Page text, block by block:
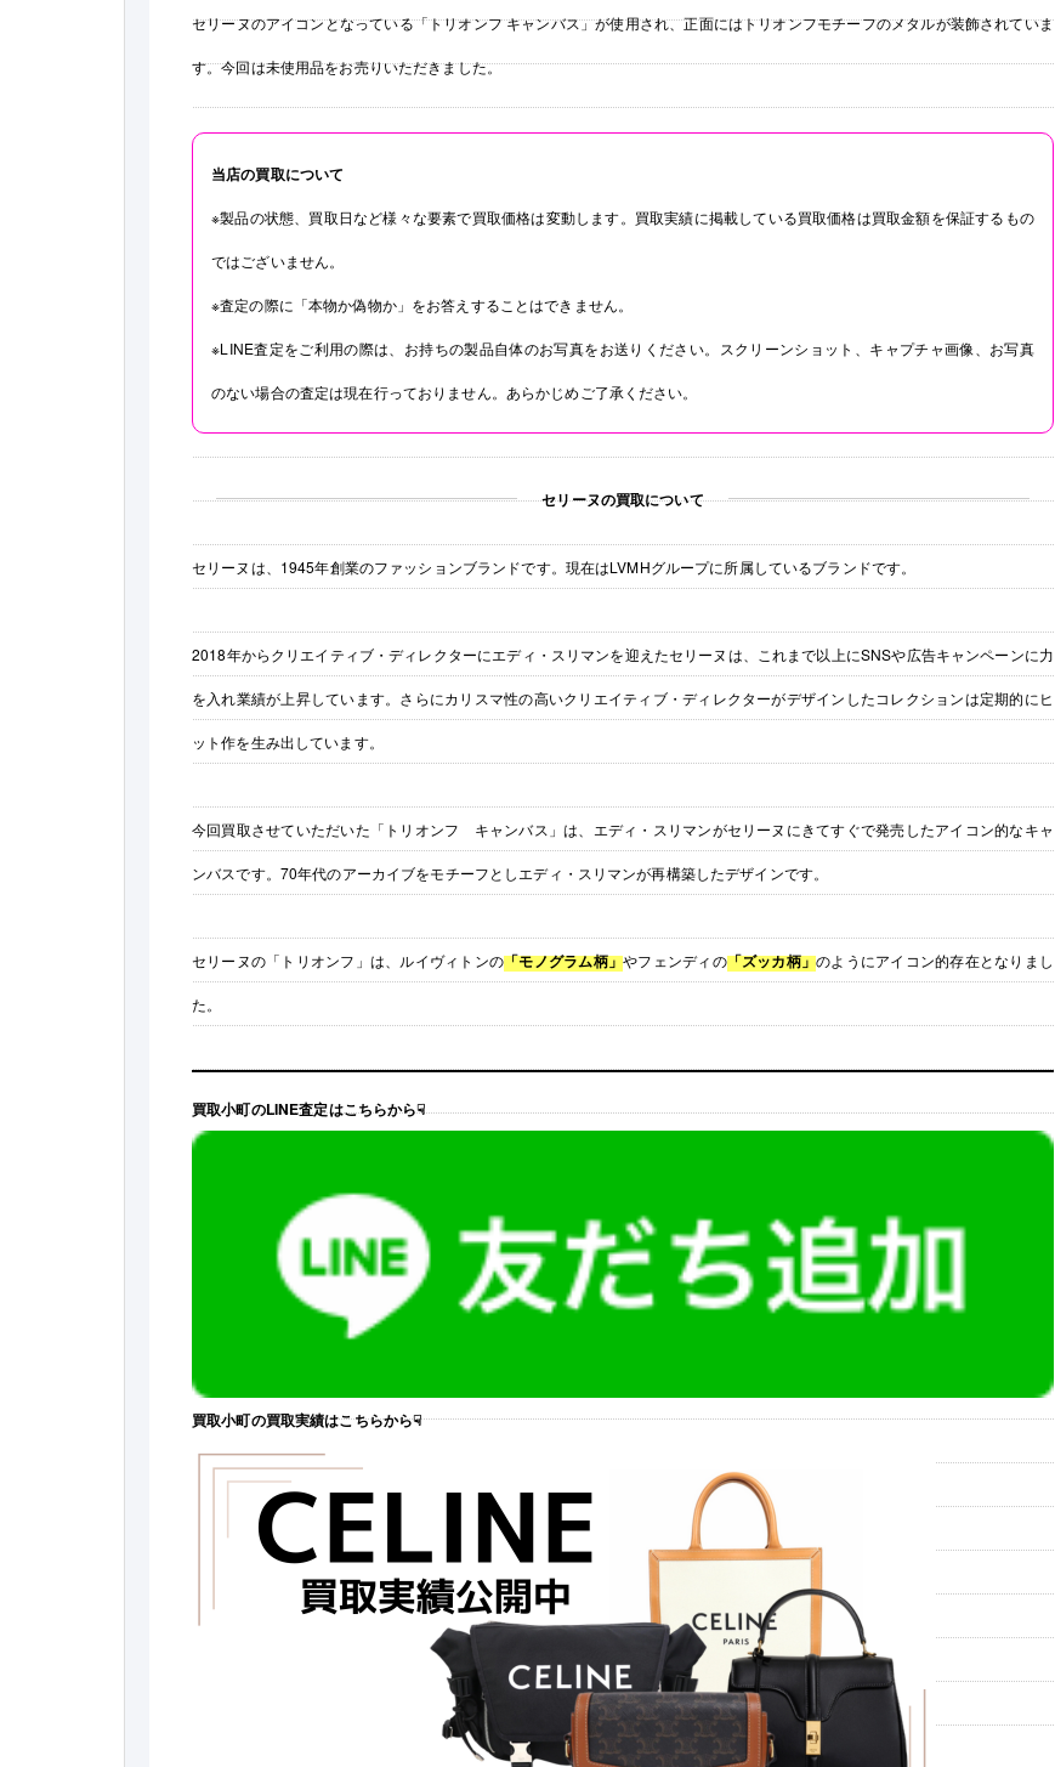
セリーヌのアイコンとなっている「トリオンフ キャンバス」が使用され、正面にはトリオンフモチーフのメタルが装飾されていま
す。今回は未使用品をお売りいただきました。
当店の買取について
※製品の状態、買取日など様々な要素で買取価格は変動します。買取実績に掲載している買取価格は買取金額を保証するもの
ではございません。
※査定の際に「本物か偽物か」をお答えすることはできません。
※LINE査定をご利用の際は、お持ちの製品自体のお写真をお送りください。スクリーンショット、キャプチャ画像、お写真
のない場合の査定は現在行っておりません。あらかじめご了承ください。
セリーヌの買取について
セリーヌは、1945年創業のファッションブランドです。現在はLVMHグループに所属しているブランドです。
2018年からクリエイティブ・ディレクターにエディ・スリマンを迎えたセリーヌは、これまで以上にSNSや広告キャンペーンに力
を入れ業績が上昇しています。さらにカリスマ性の高いクリエイティブ・ディレクターがデザインしたコレクションは定期的にヒ
ット作を生み出しています。
今回買取させていただいた「トリオンフ キャンバス」は、エディ・スリマンがセリーヌにきてすぐで発売したアイコン的なキャ
ンバスです。70年代のアーカイブをモチーフとしエディ・スリマンが再構築したデザインです。
セリーヌの「トリオンフ」は、ルイヴィトンの「モノグラム柄」やフェンディの「ズッカ柄」のようにアイコン的存在となりまし
た。
買取小町のLINE査定はこちらから☟
買取小町の買取実績はこちらから☟